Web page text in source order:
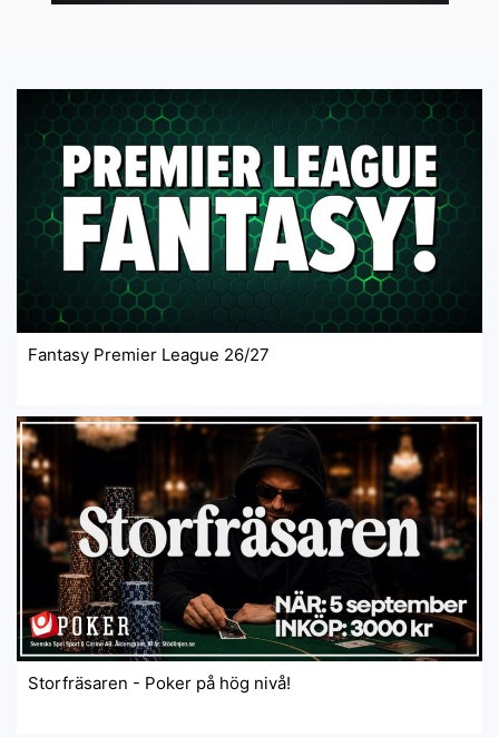
Fantasy Premier League 26/27
Storfräsaren - Poker på hög nivå!